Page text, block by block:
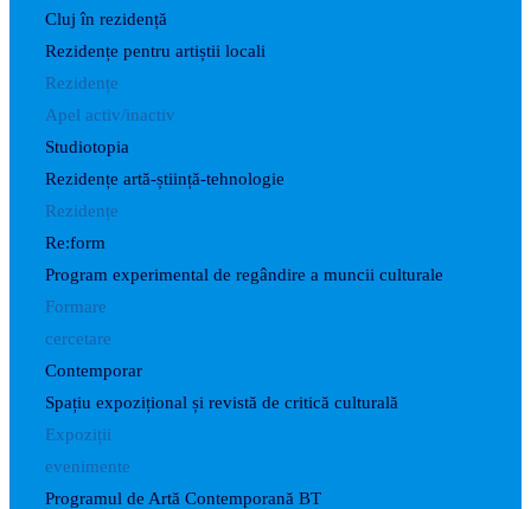
Cluj în rezidență
Rezidențe pentru artiștii locali
Rezidențe
Apel activ/inactiv
Studiotopia
Rezidențe artă-știință-tehnologie
Rezidențe
Re:form
Program experimental de regândire a muncii culturale
Formare
cercetare
Contemporar
Spațiu expozițional și revistă de critică culturală
Expoziții
evenimente
Programul de Artă Contemporană BT